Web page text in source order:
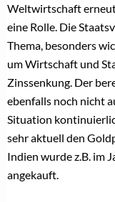
De Beers und
27. April 2026